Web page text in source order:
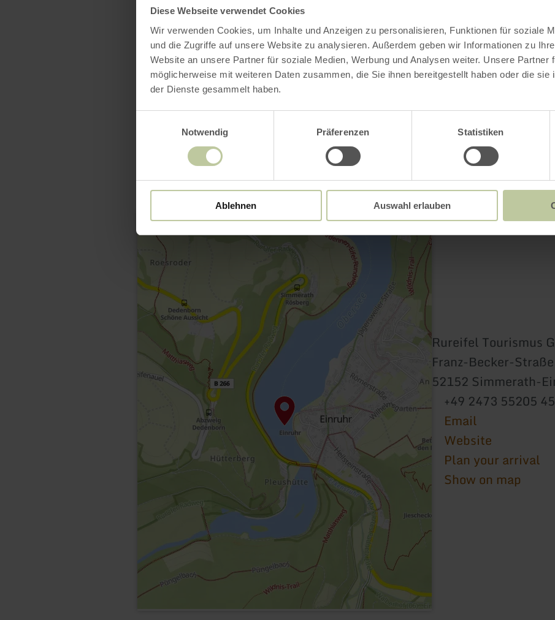
Diese Webseite verwendet Cookies
Wir verwenden Cookies, um Inhalte und Anzeigen zu personalisieren, Funktionen für soziale
und die Zugriffe auf unsere Website zu analysieren. Außerdem geben wir Informationen zu
Website an unsere Partner für soziale Medien, Werbung und Analysen weiter. Unsere Partner
möglicherweise mit weiteren Daten zusammen, die Sie ihnen bereitgestellt haben oder die sie
der Dienste gesammelt haben.
Notwendig
Präferenzen Statistiken
Ablehnen Auswahl erlauben
Contact
Rureifel Tourismus
Franz-Becker-
52152 Simmerath-
+49 2473 55205 45
Email
Website
Plan your arrival
Show on map